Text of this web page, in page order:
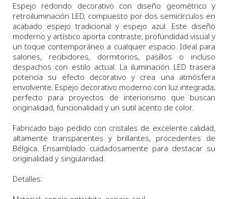
Espejo redondo decorativo con diseño geométrico y
retroiluminación LED, compuesto por dos semicírculos en
acabado espejo tradicional y espejo azul. Este diseño
moderno y artístico aporta contraste, profundidad visual y
un toque contemporáneo a cualquier espacio. Ideal para
salones, recibidores, dormitorios, pasillos o incluso
despachos con estilo actual. La iluminación LED trasera
potencia su efecto decorativo y crea una atmósfera
envolvente. Espejo decorativo moderno con luz integrada,
perfecto para proyectos de interiorismo que buscan
originalidad, funcionalidad y un sutil acento de color.
Fabricado bajo pedido con cristales de excelente calidad,
altamente transparentes y brillantes, procedentes de
Bélgica. Ensamblado cuidadosamente para destacar su
originalidad y singularidad.
Detalles: